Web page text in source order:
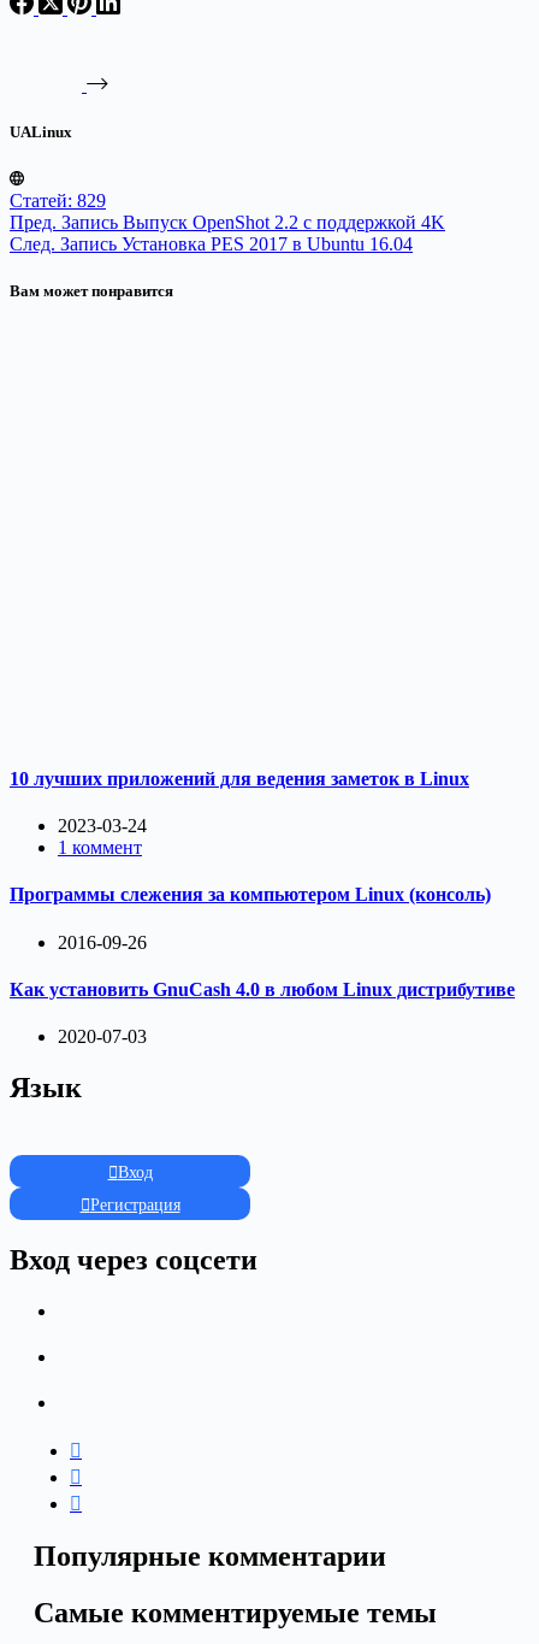
UALinux
Статей: 829
Пред. Запись Выпуск OpenShot 2.2 с поддержкой 4K
След. Запись Установка PES 2017 в Ubuntu 16.04
Вам может понравится
10 лучших приложений для ведения заметок в Linux
2023-03-24
1 коммент
Программы слежения за компьютером Linux (консоль)
2016-09-26
Как установить GnuCash 4.0 в любом Linux дистрибутиве
2020-07-03
Язык
Вход
Регистрация
Вход через соцсети
Популярные комментарии
Самые комментируемые темы